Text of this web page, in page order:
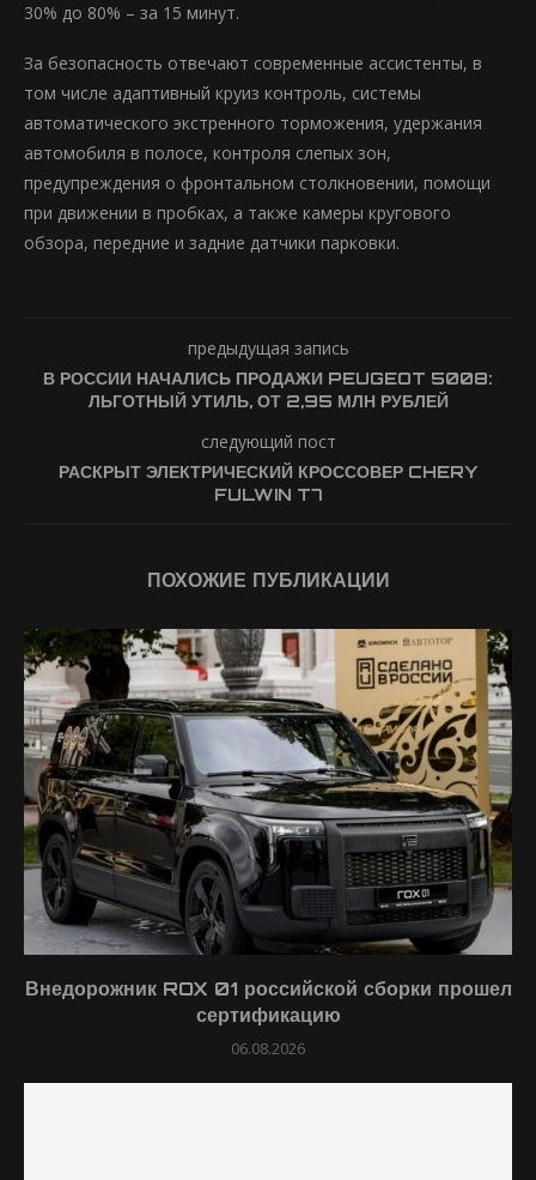
30% до 80% – за 15 минут.
За безопасность отвечают современные ассистенты, в
том числе адаптивный круиз контроль, системы
автоматического экстренного торможения, удержания
автомобиля в полосе, контроля слепых зон,
предупреждения о фронтальном столкновении, помощи
при движении в пробках, а также камеры кругового
обзора, передние и задние датчики парковки.
предыдущая запись
В РОССИИ НАЧАЛИСЬ ПРОДАЖИ PEUGEOT 5008:
ЛЬГОТНЫЙ УТИЛЬ, ОТ 2,95 МЛН РУБЛЕЙ
следующий пост
РАСКРЫТ ЭЛЕКТРИЧЕСКИЙ КРОССОВЕР CHERY
FULWIN T7
ПОХОЖИЕ ПУБЛИКАЦИИ
Внедорожник ROX 01 российской сборки прошел
сертификацию
06.08.2026